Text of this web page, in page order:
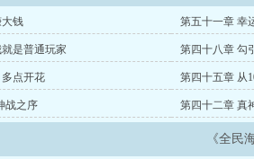
钱 第五十一章 幸
是普通玩家 第四十八章 勾
点开花 第四十五章 从
战之序 第四十二章 真
《全民